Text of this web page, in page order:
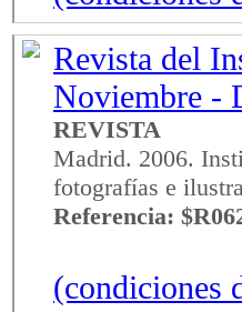
Revista del
Noviembre -
REVISTA
Madrid. 2006.
fotografías e
Referencia:
(condiciones